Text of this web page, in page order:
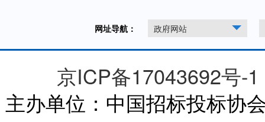
网址导航： 政府网站
京ICP备17043692号-1
主办单位：中国招标投标协